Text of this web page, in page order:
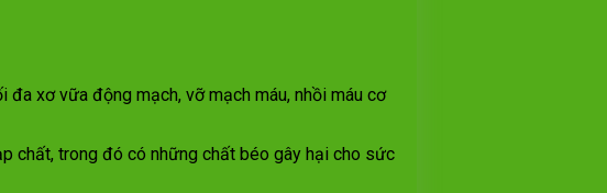
đa xơ vữa động mạch, vỡ mạch máu, nhồi máu cơ
chất, trong đó có những chất béo gây hại cho sức